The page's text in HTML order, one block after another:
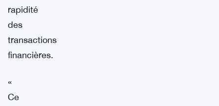
rapidité
des
transactions
financières.
«
Ce